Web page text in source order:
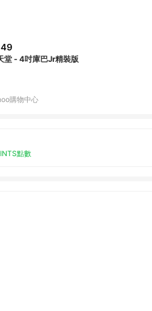
堂 - 4吋庫巴Jr精裝版
購物中心
點數